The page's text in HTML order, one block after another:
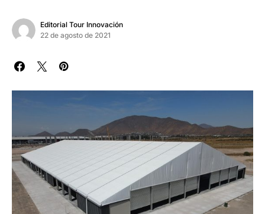
Editorial Tour Innovación
22 de agosto de 2021